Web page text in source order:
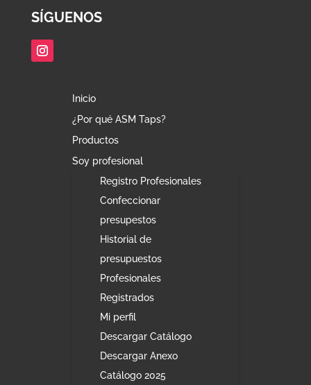
SÍGUENOS
Inicio
¿Por qué ASM Taps?
Productos
Soy profesional
Registro Profesionales
Confeccionar
presupestos
Historial de
presupuestos
Profesionales
Registrados
Mi perfil
Descargar Catálogo
Descargar Anexo
Catálogo 2025